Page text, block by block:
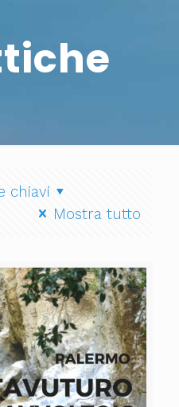
chiavi
Mostra tutto